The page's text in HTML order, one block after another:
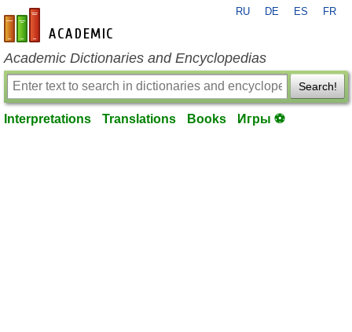
en-academic.com
RU DE ES FR
Academic Dictionaries and Encyclopedias
Search!
Interpretations Translations Books Игры ⚽